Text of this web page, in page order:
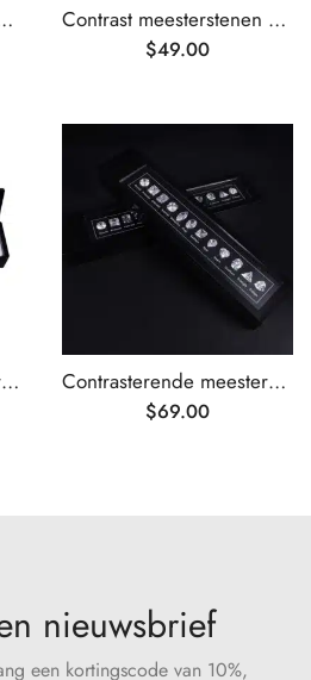
& karaat vergelijkingsset Contrast meesterstenen van diamant karaat
$49.00
Contrasterende meesterstenen van diamantkleur Contrasterende meesterstenen van diamantslijpsel
$69.00
nieuwsbrief
een kortingscode van 10%,